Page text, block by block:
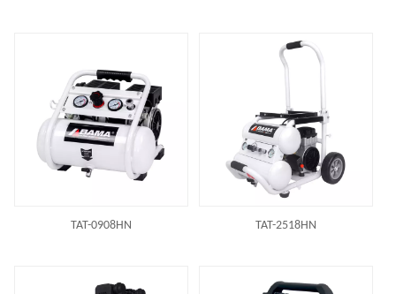
TAT-0908HN TAT-2518HN